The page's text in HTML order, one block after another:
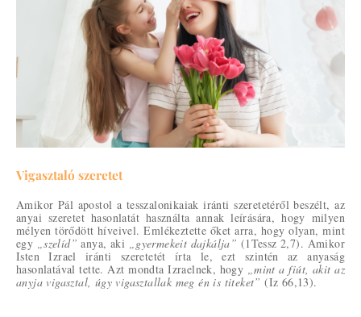
Vigasztaló szeretet
Amikor Pál apostol a tesszalonikaiak iránti szeretetéről beszélt, az
anyai szeretet hasonlatát használta annak leírására, hogy milyen
mélyen törődött híveivel. Emlékeztette őket arra, hogy olyan, mint
egy
„szelíd” anya, aki „gyermekeit dajkálja” (1Tessz 2,7). Amikor
Isten Izrael iránti szeretetét írta le, ezt szintén az anyaság
hasonlatával tette. Azt mondta Izraelnek, hogy
„mint a fiút, akit az
anyja vigasztal, úgy vigasztallak meg én is titeket” (Iz 66,13).